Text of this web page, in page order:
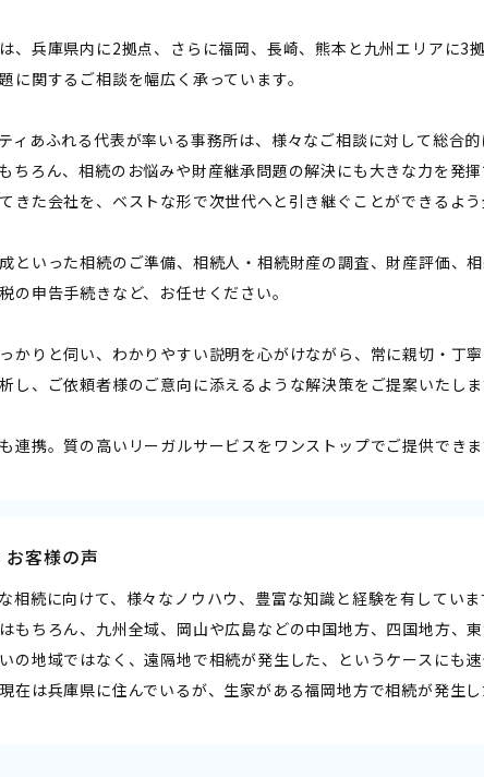
、兵庫県内に2拠点、さらに福岡、長崎、熊本と九州エリアに3
に関するご相談を幅広く承っています。
ィあふれる代表が率いる事務所は、様々なご相談に対して総合
ちろん、相続のお悩みや財産継承問題の解決にも大きな力を発
きた会社を、ベストな形で次世代へと引き継ぐことができるよう
といった相続のご準備、相続人・相続財産の調査、財産評価、
の申告手続きなど、お任せください。
かりと伺い、わかりやすい説明を心がけながら、常に親切・丁
し、ご依頼者様のご意向に添えるような解決策をご提案いたしま
連携。質の高いリーガルサービスをワンストップでご提供できま
お客様の声
相続に向けて、様々なノウハウ、豊富な知識と経験を有していま
もちろん、九州全域、岡山や広島などの中国地方、四国地方、
の地域ではなく、遠隔地で相続が発生した、というケースにも速
現在は兵庫県に住んでいるが、生家がある福岡地方で相続が発生し